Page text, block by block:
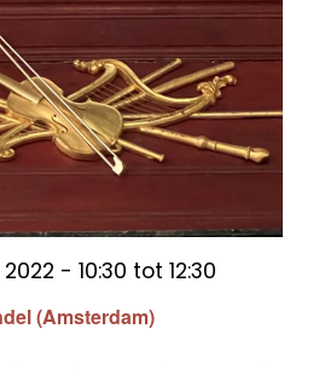
(Amsterdam)
- 10:30 tot 12:30